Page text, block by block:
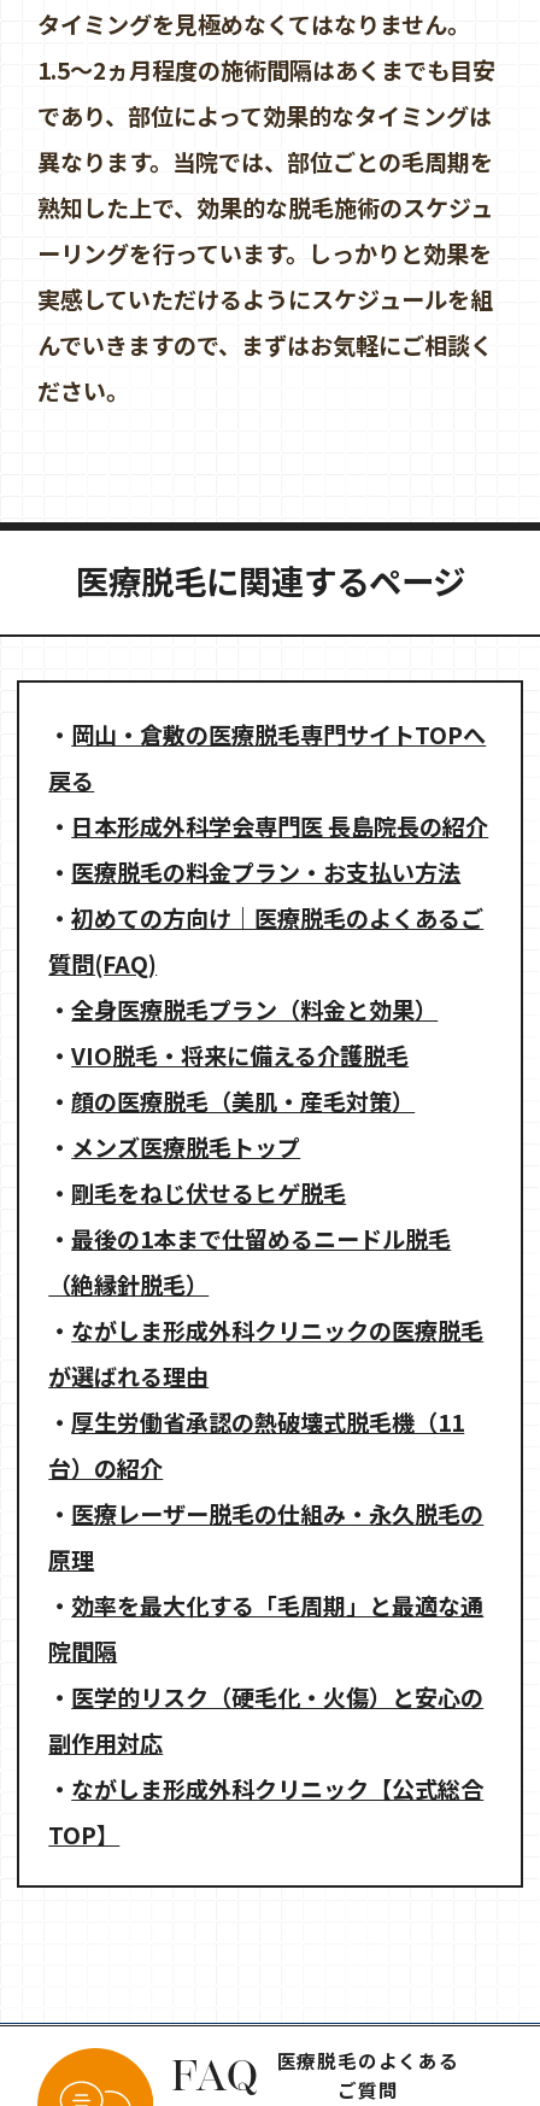
タイミングを見極めなくてはなりません。
1.5～2ヵ月程度の施術間隔はあくまでも目安
であり、部位によって効果的なタイミングは
異なります。当院では、部位ごとの毛周期を
熟知した上で、効果的な脱毛施術のスケジュ
ーリングを行っています。しっかりと効果を
実感していただけるようにスケジュールを組
んでいきますので、まずはお気軽にご相談く
ださい。
医療脱毛に関連するページ
・ 岡山・倉敷の医療脱毛専門サイトTOPへ
戻る
・ 日本形成外科学会専門医 長島院長の紹介
・ 医療脱毛の料金プラン・お支払い方法
・初めての方向け｜医療脱毛のよくあるご
質問(FAQ)
・全身医療脱毛プラン（料金と効果）
・VIO脱毛・将来に備える介護脱毛
・顔の医療脱毛（美肌・産毛対策）
・ メンズ医療脱毛トップ
・ 剛毛をねじ伏せるヒゲ脱毛
・最後の1本まで仕留めるニードル脱毛
（絶縁針脱毛）
・ ながしま形成外科クリニックの医療脱毛
が選ばれる理由
・ 厚生労働省承認の熱破壊式脱毛機（11
台）の紹介
・ 医療レーザー脱毛の仕組み・永久脱毛の
原理
・ 効率を最大化する「毛周期」と最適な通
院間隔
・ 医学的リスク（硬毛化・火傷）と安心の
副作用対応
・ ながしま形成外科クリニック【公式総合
TOP】
FAQ
医療脱毛のよくある
ご質問